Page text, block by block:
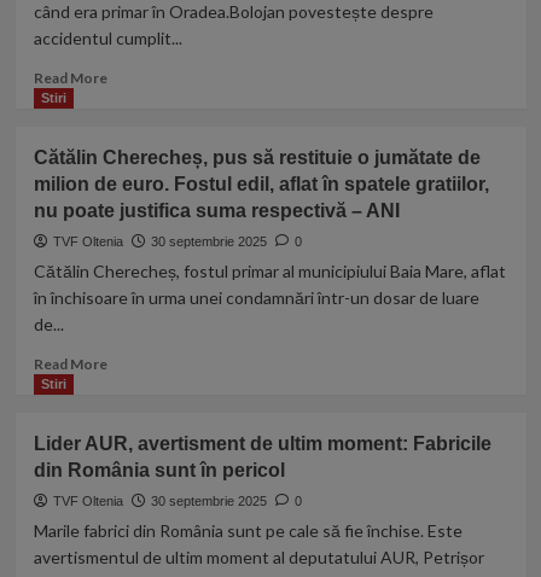
Georgescu.
Procurorul
Iacob
la
virgulă
un
text
al
lui
Cristi
DOCUMENTE
când era primar în Oradea.Bolojan povestește despre
accidentul cumplit...
Read MoreRead
Bolojan
a
fost
grav
într-
un
pe
era
primar
Oradea:
„M-
am
Stiri
Cătălin Cherecheș, pus să restituie o jumătate de
milion de euro. Fostul edil, aflat în spatele gratiilor,
nu poate justifica suma respectivă – ANI
TVF Oltenia 30 septembrie 2025 0
Cătălin Cherecheș, fostul primar al municipiului Baia Mare, aflat
în închisoare în urma unei condamnări într-un dosar de luare
de...
Read MoreRead
Cherecheș,
pus
să
restituie
jumătate
Stiri
Lider AUR, avertisment de ultim moment: Fabricile
din România sunt în pericol
TVF Oltenia 30 septembrie 2025 0
Marile fabrici din România sunt pe cale să fie închise. Este
avertismentul de ultim moment al deputatului AUR, Petrișor